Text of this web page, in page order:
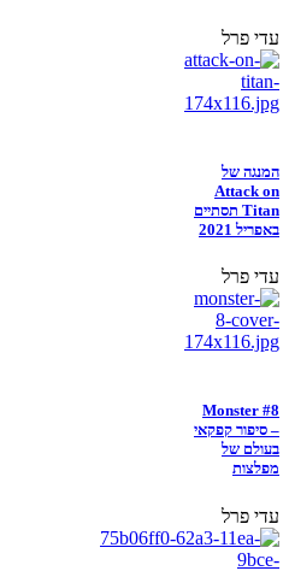
עדי פרל
המנגה של
Attack on
Titan תסתיים
באפריל 2021
עדי פרל
Monster #8
– סיפור קפקאי
בעולם של
מפלצות
עדי פרל